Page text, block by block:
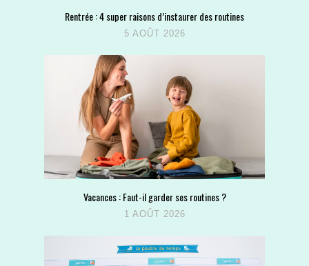
Rentrée : 4 super raisons d’instaurer des routines
5 AOÛT 2026
Vacances : Faut-il garder ses routines ?
1 AOÛT 2026